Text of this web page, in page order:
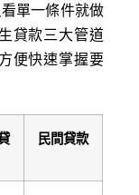
單一條件就做
貸款三大管道
便快速掌握要
民間貸款